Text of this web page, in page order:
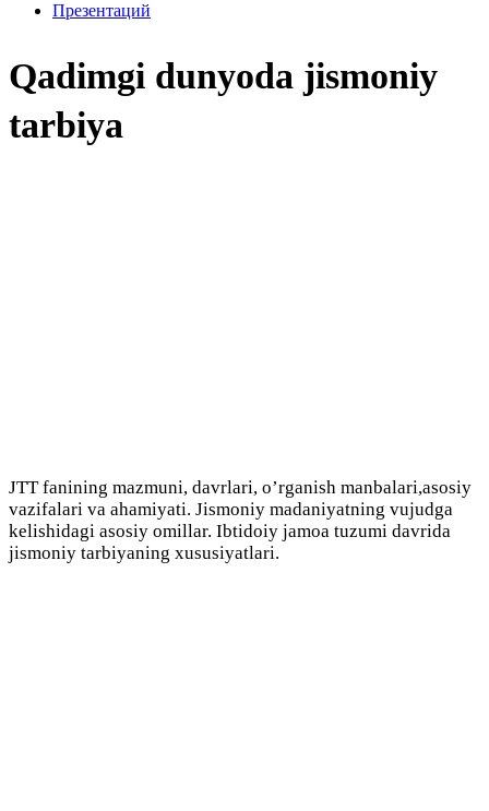
Презентаций
Qadimgi dunyoda jismoniy
tarbiya
JTT fanining mazmuni, davrlari, o’rganish manbalari,asosiy
vazifalari va ahamiyati. Jismoniy madaniyatning vujudga
kelishidagi asosiy omillar. Ibtidoiy jamoa tuzumi davrida
jismoniy tarbiyaning xususiyatlari.